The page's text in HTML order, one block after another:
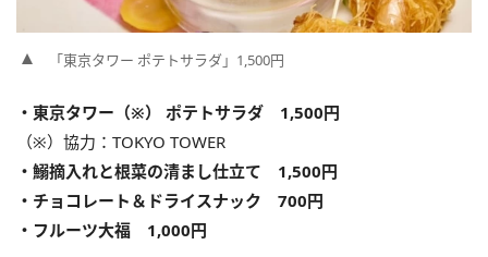
「東京タワー ポテトサラダ」1,500円
・東京タワー（※） ポテトサラダ 1,500円
（※）協力：TOKYO TOWER
・鰯摘入れと根菜の清まし仕立て 1,500円
・チョコレート＆ドライスナック 700円
・フルーツ大福 1,000円